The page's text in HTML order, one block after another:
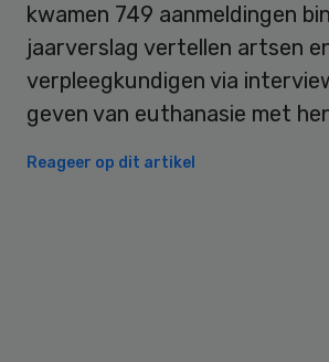
kwamen 749 aanmeldingen
jaarverslag vertellen artsen
verpleegkundigen via
geven van euthanasie met
Reageer op dit artikel